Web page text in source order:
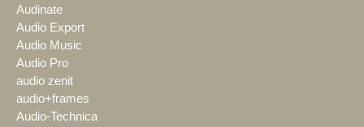
Audinate
Audio Export
Audio Music
Audio Pro
audio zenit
audio+frames
Audio-Technica